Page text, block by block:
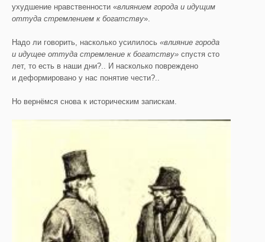
ухудшение нравственности «влиянием города и идущим
оттуда стремлением к богатству».
Надо ли говорить, насколько усилилось «влияние города
и идущее оттуда стремление к богатству» спустя сто
лет, то есть в наши дни?.. И насколько повреждено
и деформировано у нас понятие чести?..
Но вернёмся снова к историческим запискам.